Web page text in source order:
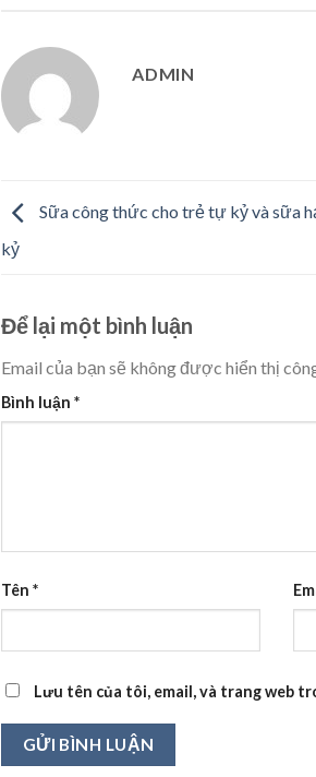
ADMIN
Sữa công thức cho trẻ tự kỷ và sữa
kỷ
Để lại một bình luận
Email của bạn sẽ không được hiển thị
Bình luận *
Tên *
Lưu tên của tôi, email, và trang web